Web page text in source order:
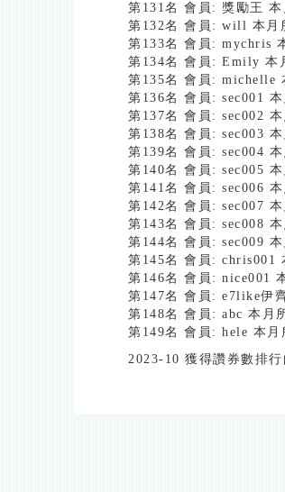
第131名 會員: 獎勵王
第132名 會員: will 本月
第133名 會員: mychris
第134名 會員: Emily 本
第135名 會員: michelle
第136名 會員: sec001
第137名 會員: sec002
第138名 會員: sec003
第139名 會員: sec004
第140名 會員: sec005
第141名 會員: sec006
第142名 會員: sec007
第143名 會員: sec008
第144名 會員: sec009
第145名 會員: chris001
第146名 會員: nice001
第147名 會員: e7like伊
第148名 會員: abc 本月
第149名 會員: hele 本
2023-10 獲得讚券數排